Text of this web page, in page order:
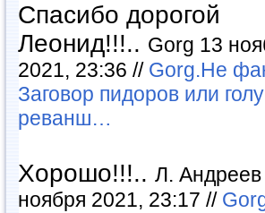
Спасибо дорогой
Леонид!!!.. Gorg 13
2021, 23:36 // Gorg.Не
Заговор пидоров или
реванш…
Хорошо!!!.. Л. Андреев
ноября 2021, 23:17 //